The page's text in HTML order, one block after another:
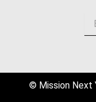
© Mission Next